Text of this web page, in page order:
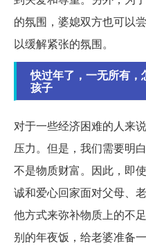
的氛围，婆媳双方也可以
以缓解紧张的氛围。
快过年了，一无所有
孩子
对于一些经济困难的人来
压力。但是，我们需要明
不是物质财富。因此，即
诚和爱心回家面对父母、
他方式来弥补物质上的不
别的年夜饭，给老婆准备